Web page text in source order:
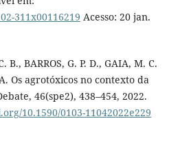
311x00116219 Acesso: 20 jan.
B., BARROS, G. P. D., GAIA, M. C.
Os agrotóxicos no contexto da
46(spe2), 438–454, 2022.
10.1590/0103-11042022e229